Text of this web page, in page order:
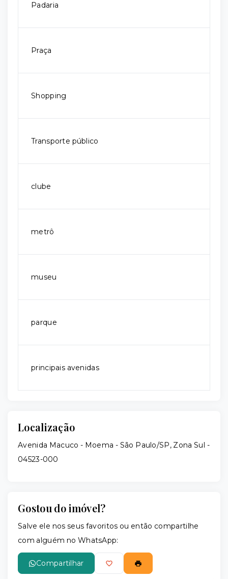
Padaria
Praça
Shopping
Transporte público
clube
metrô
museu
parque
principais avenidas
Localização
Avenida Macuco - Moema - São Paulo/SP, Zona Sul -
04523-000
Gostou do imóvel?
Salve ele nos seus favoritos ou então compartilhe
com alguém no WhatsApp:
Compartilhar